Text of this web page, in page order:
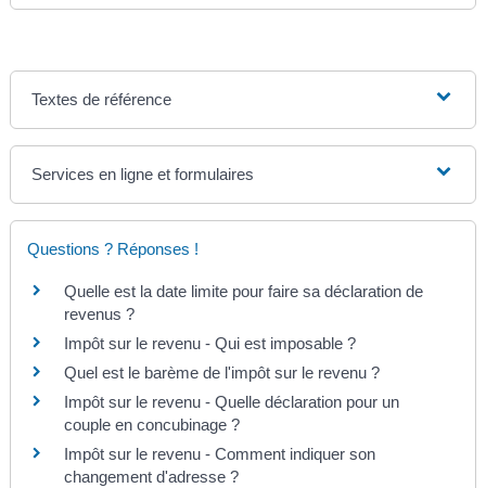
Textes de référence
Services en ligne et formulaires
Questions ? Réponses !
Quelle est la date limite pour faire sa déclaration de
revenus ?
Impôt sur le revenu - Qui est imposable ?
Quel est le barème de l'impôt sur le revenu ?
Impôt sur le revenu - Quelle déclaration pour un
couple en concubinage ?
Impôt sur le revenu - Comment indiquer son
changement d'adresse ?